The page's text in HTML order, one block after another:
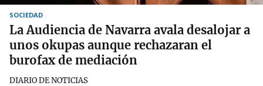
SOCIEDAD
La Audiencia de Navarra avala desalojar a
unos okupas aunque rechazaran el
burofax de mediación
DIARIO DE NOTICIAS